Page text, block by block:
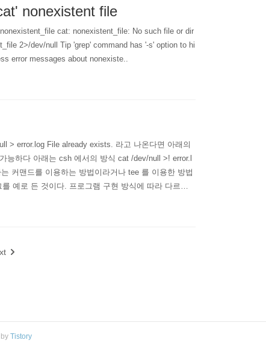
nonexistent file
cat: nonexistent_file: No such file or dir
2>/dev/null Tip 'grep' command has '-s' option to hi
error messages about nonexiste..
> error.log File already exists. 라고 나온다면 아래의
능하다 아래는 csh 에서의 방식 cat /dev/null >! error.l
커맨드를 이용하는 방법이라거나 tee 를 이용한 방법
예로 든 것이다. 프로그램 구현 방식에 따라 다르지
byTistory